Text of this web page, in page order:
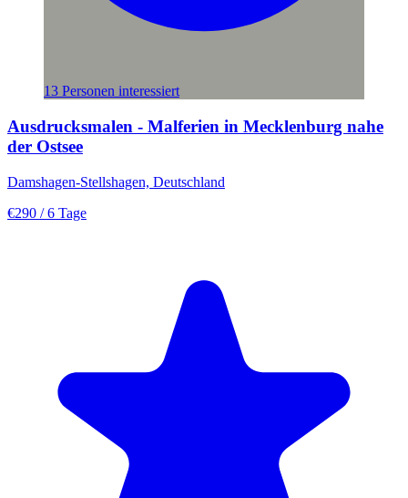
13 Personen interessiert
Ausdrucksmalen - Malferien in Mecklenburg nahe
der Ostsee
Damshagen-Stellshagen, Deutschland
€290 / 6 Tage